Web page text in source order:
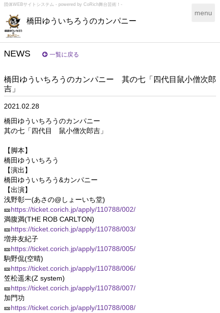
団体WEBサイトシステム - powered by CoRich舞台芸術！-
橋田ゆういちろうのカンパニー
T
g
a
menu
NEWS 一覧に戻る
橋田ゆういちろうのカンパニー 其の七「四代目鼠小僧次郎
吉」
2021.02.28
橋田ゆういちろうのカンパニー
其の七「四代目 鼠小僧次郎吉」
【脚本】
橋田ゆういちろう
【演出】
橋田ゆういちろう&カンパニー
【出演】
浅野彰一(あさの@しょーいち堂)
🎫https://ticket.corich.jp/apply/110788/002/
満腹満(THE ROB CARLTON)
🎫https://ticket.corich.jp/apply/110788/003/
増井友紀子
🎫https://ticket.corich.jp/apply/110788/005/
駒野侃(空晴)
🎫https://ticket.corich.jp/apply/110788/006/
笠松遥未(Z system)
🎫https://ticket.corich.jp/apply/110788/007/
加門功
🎫https://ticket.corich.jp/apply/110788/008/